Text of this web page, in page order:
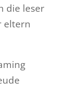
die leser
eltern